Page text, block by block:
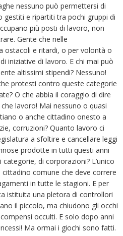
nessuno può permettersi di
e ripartiti tra pochi gruppi di
più posti di lavoro, non
Gente che nelle
ostacoli e ritardi, o per volontà o
iniziative di lavoro. E chi mai può
altissimi stipendi? Nessuno!
protesti contro queste categorie
O che abbia il coraggio di dire
lavoro! Mai nessuno o quasi
o anche cittadino onesto a
corruzioni? Quanto lavoro ci
a sfoltire e cancellare leggi
prodotte in tutti questi anni
di corporazioni? L’unico
comune che deve correre
in tutte le stagioni. E per
istituita una pletora di controllori
il piccolo, ma chiudono gli occhi
occulti. E solo dopo anni
Ma ormai i giochi sono fatti.